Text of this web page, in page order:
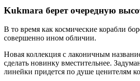
Kukmara берет очередную
В то время как космические корабли
совершенно ином обличии.
Новая коллекция с лаконичным
сделать новинку вместительнее.
линейки придется по душе ценителям